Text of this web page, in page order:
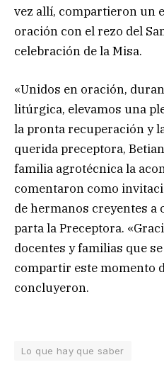
vez allí, compartieron un
oración con el rezo del
celebración de la Misa.
«Unidos en oración,
litúrgica, elevamos una
la pronta recuperación y
querida preceptora,
familia agrotécnica la
comentaron como
de hermanos creyentes a
parta la Preceptora.
docentes y familias que
compartir este momento
concluyeron.
Lo que hay que saber